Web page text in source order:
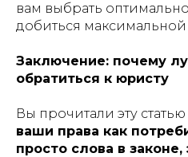
вам выбрать
добиться
Заключение: почему
обратиться к юристу
Вы прочитали эту
ваши права как
просто слова в законе,